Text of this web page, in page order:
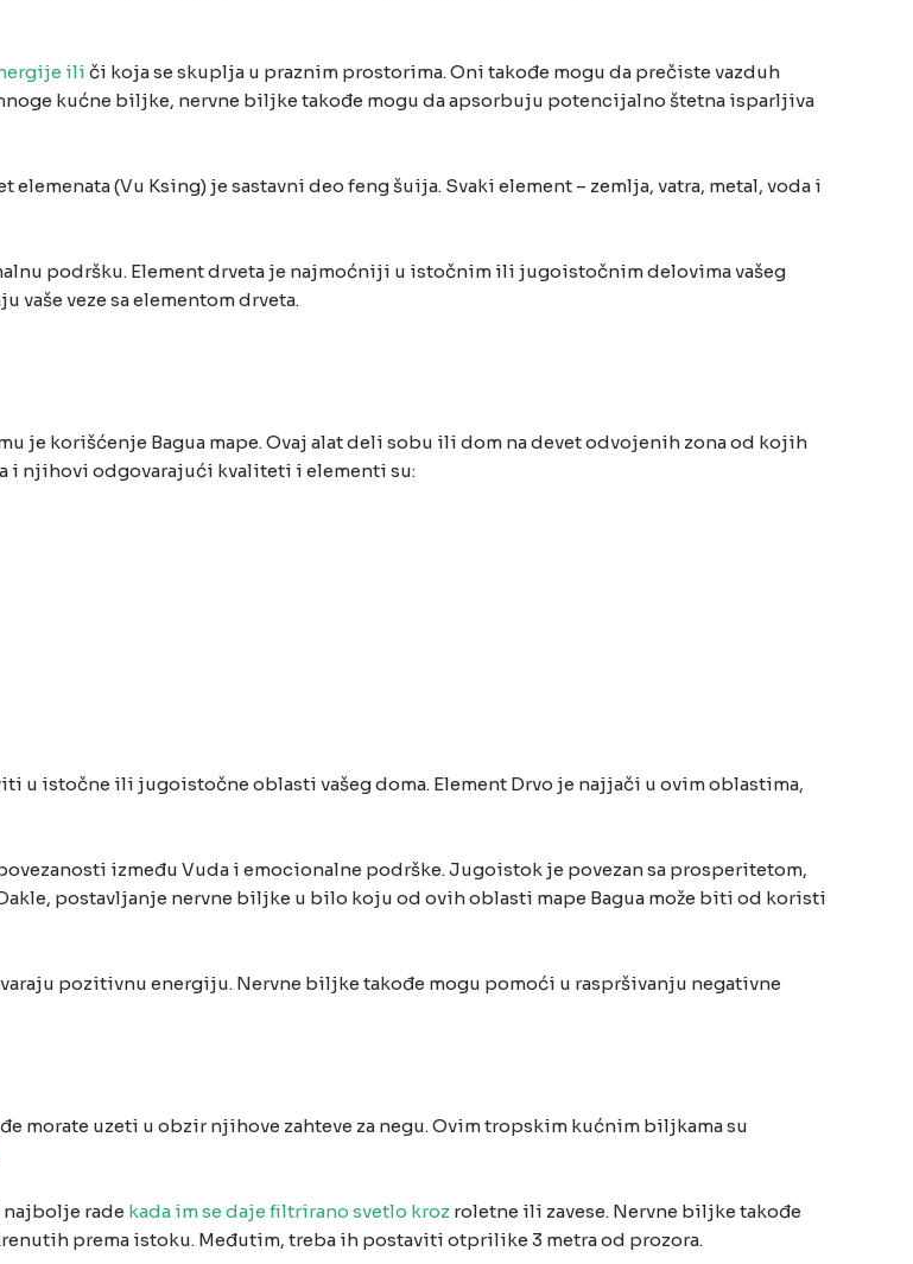
ili či koja se skuplja u praznim prostorima. Oni takođe mogu da prečiste vazduh
kućne biljke, nervne biljke takođe mogu da apsorbuju potencijalno štetna isparljiva
(Vu Ksing) je sastavni deo feng šuija. Svaki element – zemlja, vatra, metal, voda i
podršku. Element drveta je najmoćniji u istočnim ili jugoistočnim delovima vašeg
vaše veze sa elementom drveta.
je korišćenje Bagua mape. Ovaj alat deli sobu ili dom na devet odvojenih zona od kojih
i njihovi odgovarajući kvaliteti i elementi su:
u istočne ili jugoistočne oblasti vašeg doma. Element Drvo je najjači u ovim oblastima,
između Vuda i emocionalne podrške. Jugoistok je povezan sa prosperitetom,
postavljanje nervne biljke u bilo koju od ovih oblasti mape Bagua može biti od koristi
pozitivnu energiju. Nervne biljke takođe mogu pomoći u raspršivanju negativne
morate uzeti u obzir njihove zahteve za negu. Ovim tropskim kućnim biljkama su
rade kada im se daje filtrirano svetlo kroz roletne ili zavese. Nervne biljke takođe
prema istoku. Međutim, treba ih postaviti otprilike 3 metra od prozora.